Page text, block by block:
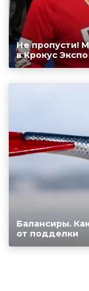
Не пропусти!
в Крокус Экспо
Балансиры.
от подделки